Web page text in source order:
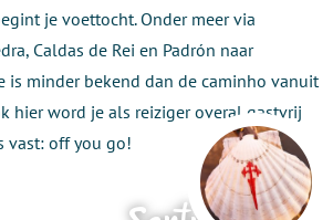
je voettocht. Onder meer via
Caldas de Rei en Padrón naar
is minder bekend dan de caminho vanuit
hier word je als reiziger overal gastvrij
vast: off you go!